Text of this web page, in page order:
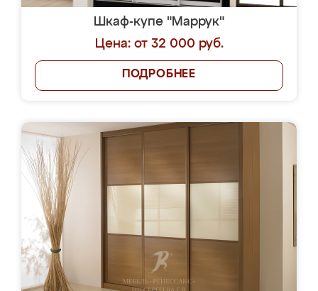
Шкаф-купе "Маррук"
Цена: от 32 000 руб.
ПОДРОБНЕЕ